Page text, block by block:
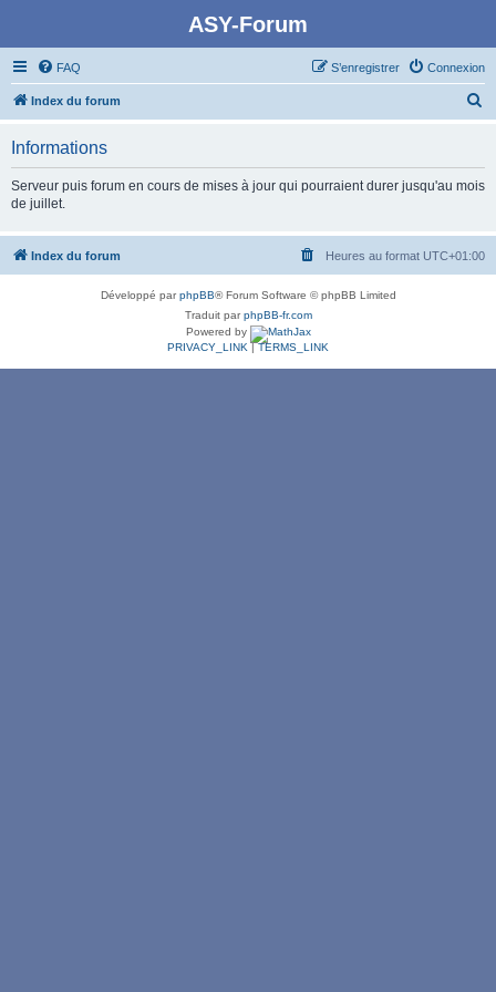
ASY-Forum
FAQ Connexion
S’enregistrer
Index du forum
c
Informations
Serveur puis forum en cours de mises à jour qui pourraient durer jusqu'au mois
de juillet.
Index du forum Heures au format UTC+01:00
Développé parphpBB® Forum Software © phpBB Limited
Traduit parphpBB-fr.com
Powered by
PRIVACY_LINK |TERMS_LINK